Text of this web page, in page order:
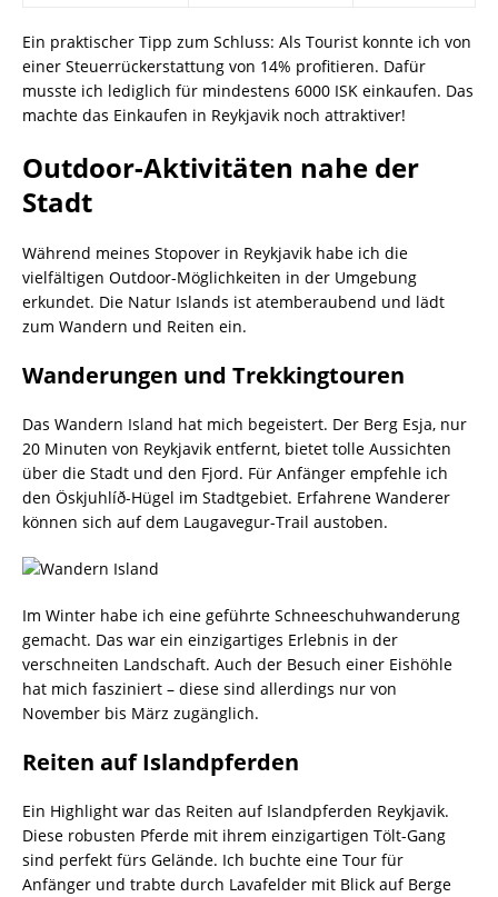
Ein praktischer Tipp zum Schluss: Als Tourist konnte ich von
einer Steuerrückerstattung von 14% profitieren. Dafür
musste ich lediglich für mindestens 6000 ISK einkaufen. Das
machte das Einkaufen in Reykjavik noch attraktiver!
Outdoor-Aktivitäten nahe der
Stadt
Während meines Stopover in Reykjavik habe ich die
vielfältigen Outdoor-Möglichkeiten in der Umgebung
erkundet. Die Natur Islands ist atemberaubend und lädt
zum Wandern und Reiten ein.
Wanderungen und Trekkingtouren
Das Wandern Island hat mich begeistert. Der Berg Esja, nur
20 Minuten von Reykjavik entfernt, bietet tolle Aussichten
über die Stadt und den Fjord. Für Anfänger empfehle ich
den Öskjuhlíð-Hügel im Stadtgebiet. Erfahrene Wanderer
können sich auf dem Laugavegur-Trail austoben.
Im Winter habe ich eine geführte Schneeschuhwanderung
gemacht. Das war ein einzigartiges Erlebnis in der
verschneiten Landschaft. Auch der Besuch einer Eishöhle
hat mich fasziniert – diese sind allerdings nur von
November bis März zugänglich.
Reiten auf Islandpferden
Ein Highlight war das Reiten auf Islandpferden Reykjavik.
Diese robusten Pferde mit ihrem einzigartigen Tölt-Gang
sind perfekt fürs Gelände. Ich buchte eine Tour für
Anfänger und trabte durch Lavafelder mit Blick auf Berge